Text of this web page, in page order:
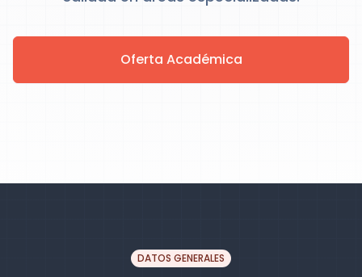
Oferta Académica
DATOS GENERALES